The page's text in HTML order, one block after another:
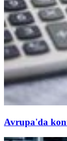
Avrupa'da